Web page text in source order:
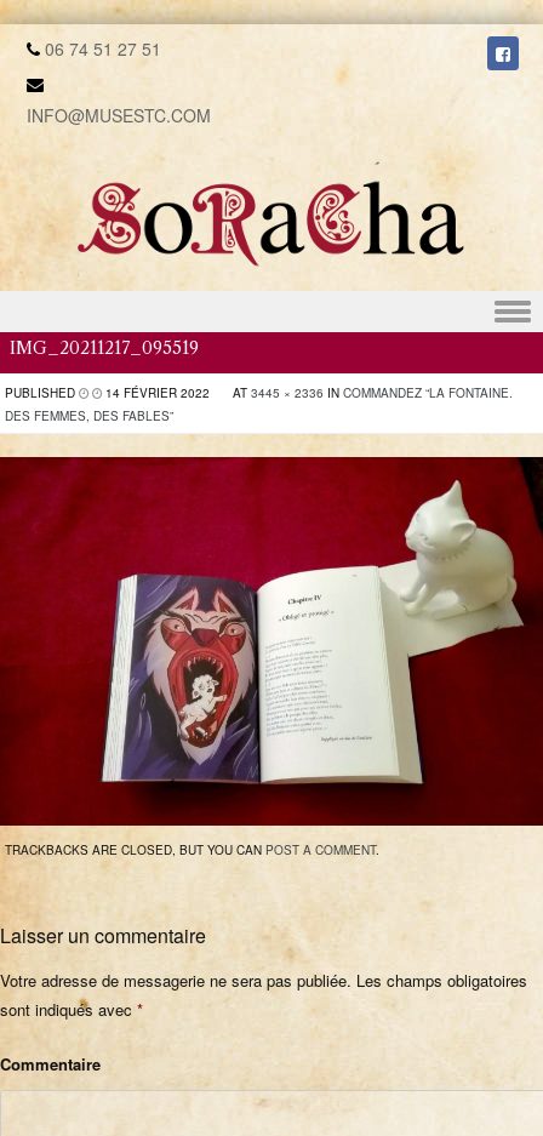
06 74 51 27 51
INFO@MUSESTC.COM
Skip to content
IMG_20211217_095519
PUBLISHED 14 FÉVRIER 2022 AT 3445 × 2336 IN COMMANDEZ “LA FONTAINE.
DES FEMMES, DES FABLES”
TRACKBACKS ARE CLOSED, BUT YOU CAN POST A COMMENT.
Laisser un commentaire
Votre adresse de messagerie ne sera pas publiée. Les champs obligatoires
sont indiqués avec *
Commentaire